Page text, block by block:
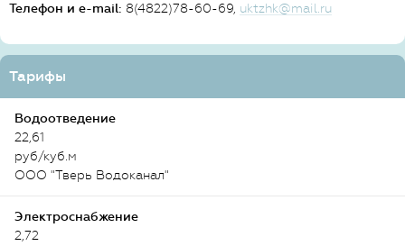
Телефон и e-mail: 8(4822)78-60-69, uktzhk@mail.ru
Тарифы
Водоотведение
22,61
руб/куб.м
ООО "Тверь Водоканал"
Электроснабжение
2,72